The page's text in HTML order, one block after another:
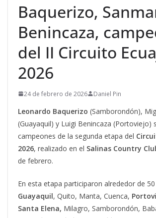
Baquerizo,
Benincaza,
del II Circuito
2026
24 de febrero de 2026 Daniel Pin
Leonardo Baquerizo (Samborondón),
(Guayaquil) y Luigi Benincaza (Portoviejo)
campeones de la segunda etapa del
2026, realizado en el Salinas Country
de febrero.
En esta etapa participaron alrededor de
Guayaquil, Quito, Manta, Cuenca,
Santa Elena, Milagro, Samborondón,